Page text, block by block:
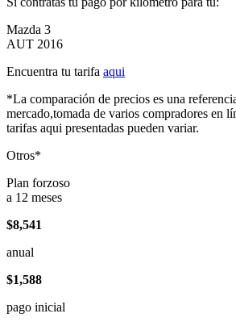
Mazda 3
AUT 2016
Encuentra tu tarifa aqui
*La comparación de precios es una
mercado,tomada de varios compradores en
tarifas aqui presentadas pueden variar.
Otros*
Plan forzoso
a 12 meses
$8,541
anual
$1,588
pago inicial